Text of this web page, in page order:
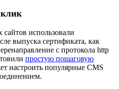
использовали
выпуска сертификата, как
с протокола http
простую пошаговую
настроить популярные CMS